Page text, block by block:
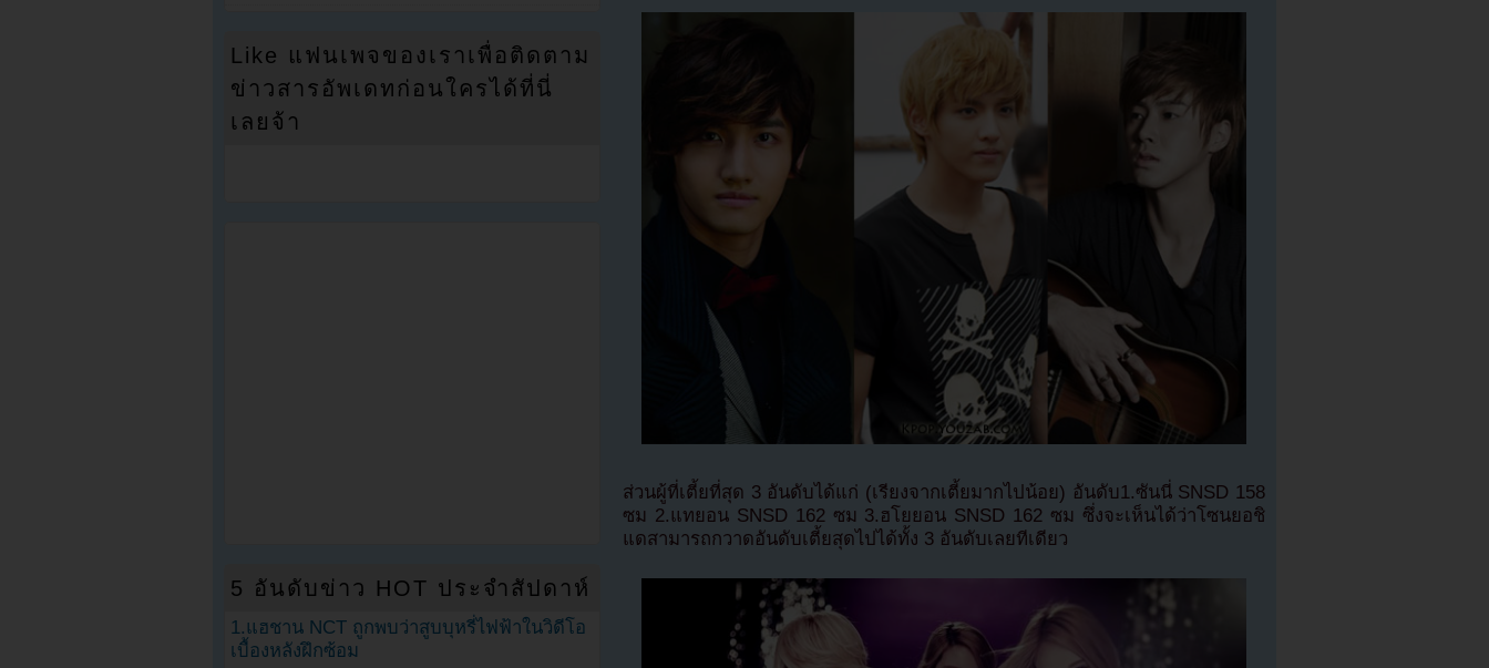
ส่วนผู้ที่เตี้ยที่สุด 3 อันดับได้แก่ (เรียงจากเตี้ยมากไปน้อย) อันดับ1.ซันนี่ SNSD 158
ซม 2.แทยอน SNSD 162 ซม 3.ฮโยยอน SNSD 162 ซม ซึ่งจะเห็นได้ว่าโซนยอชิ
แดสามารถกวาดอันดับเตี้ยสุดไปได้ทั้ง 3 อันดับเลยทีเดียว
Like แฟนเพจของเราเพื่อติดตาม
ข่าวสารอัพเดทก่อนใครได้ที่นี่
เลยจ้า
5 อันดับข่าว HOT ประจำสัปดาห์
1.แฮชาน NCT ถูกพบว่าสูบบุหรี่ไฟฟ้าในวิดีโอ
เบื้องหลังฝึกซ้อม